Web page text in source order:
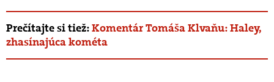
Prečítajte si tiež:Komentár Tomáša Klvaňu: Haley,
zhasínajúca kométa